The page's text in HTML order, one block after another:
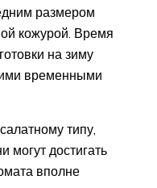
размером
кожурой. Время
на зиму
временными
типу,
достигать
вполне